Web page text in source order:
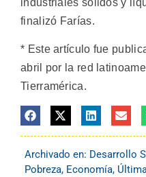
industriales sólidos y
finalizó Farías.
* Este artículo fue
abril por la red
Tierramérica.
Archivado en: Desarrollo
Pobreza, Economía,